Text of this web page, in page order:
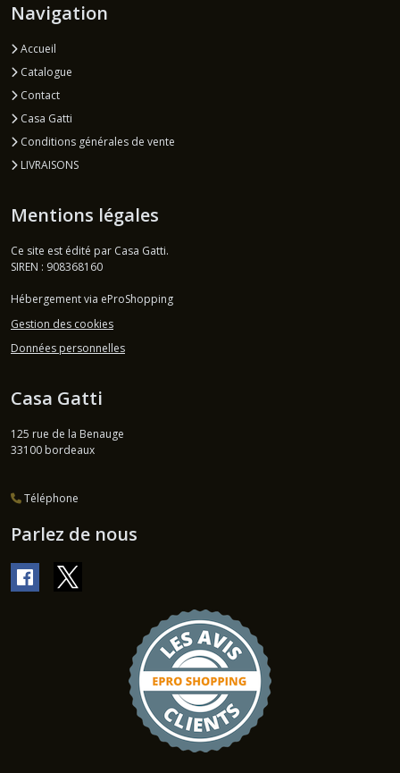
Navigation
Accueil
Catalogue
Contact
Casa Gatti
Conditions générales de vente
LIVRAISONS
Mentions légales
Ce site est édité par Casa Gatti.
SIREN : 908368160
Hébergement via eProShopping
Gestion des cookies
Données personnelles
Casa Gatti
125 rue de la Benauge
33100 bordeaux
Téléphone
Parlez de nous